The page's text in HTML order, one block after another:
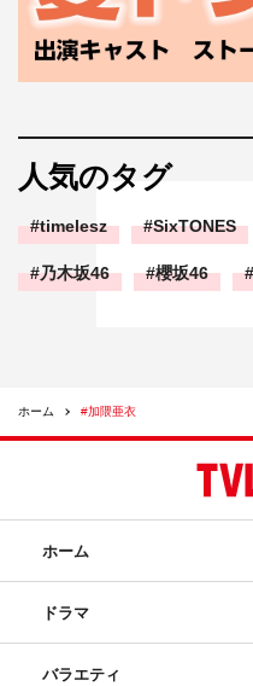
人気のタグ
timelesz SixTONES
乃木坂46 櫻坂46
ホーム #加隈亜衣
ホーム
ドラマ
バラエティ